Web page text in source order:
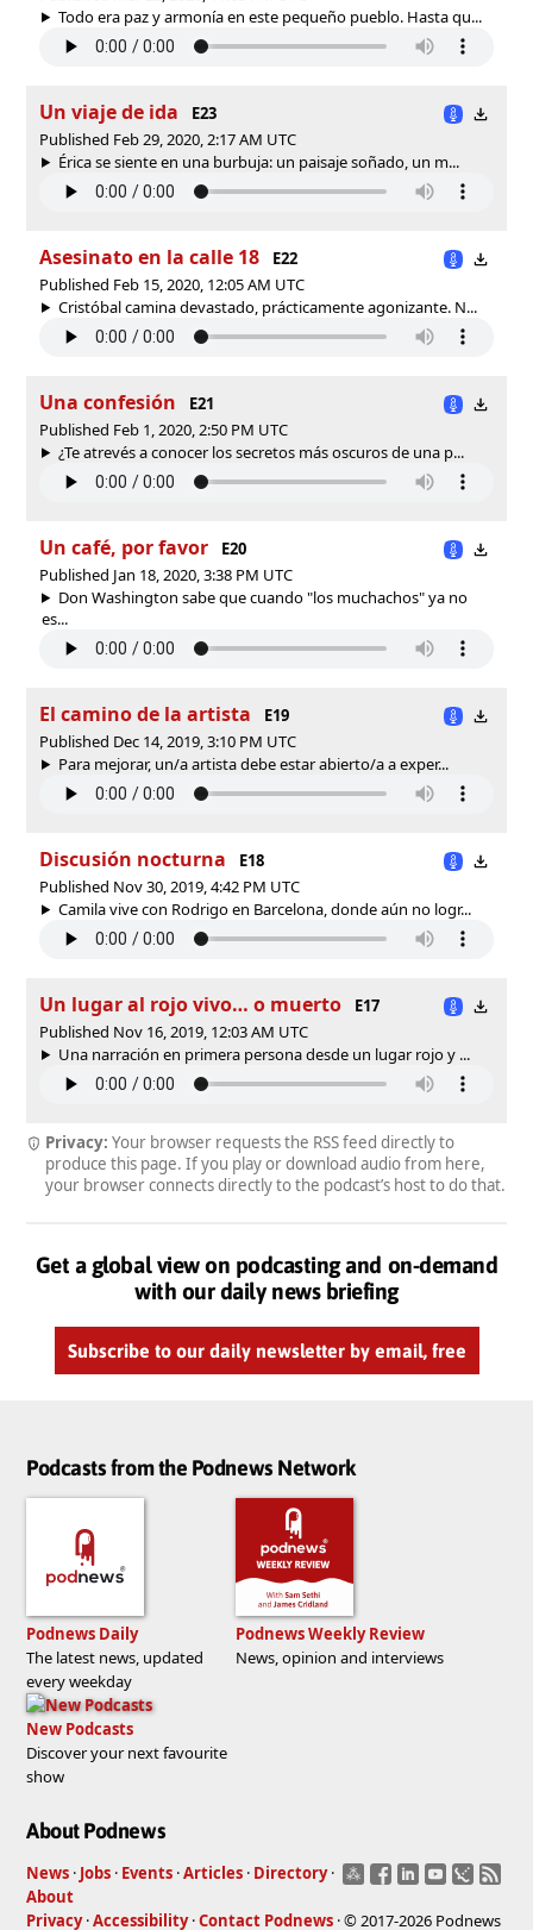
Todo era paz y armonía en este pequeño pueblo. Hasta qu...
Un viaje de ida
E23
Published Feb 29, 2020, 2:17 AM UTC
Érica se siente en una burbuja: un paisaje soñado, un m...
Asesinato en la calle 18
E22
Published Feb 15, 2020, 12:05 AM UTC
Cristóbal camina devastado, prácticamente agonizante. N...
Una confesión
E21
Published Feb 1, 2020, 2:50 PM UTC
¿Te atrevés a conocer los secretos más oscuros de una p...
Un café, por favor
E20
Published Jan 18, 2020, 3:38 PM UTC
Don Washington sabe que cuando "los muchachos" ya no
es...
El camino de la artista
E19
Published Dec 14, 2019, 3:10 PM UTC
Para mejorar, un/a artista debe estar abierto/a a exper...
Discusión nocturna
E18
Published Nov 30, 2019, 4:42 PM UTC
Camila vive con Rodrigo en Barcelona, donde aún no logr...
Un lugar al rojo vivo… o muerto
E17
Published Nov 16, 2019, 12:03 AM UTC
Una narración en primera persona desde un lugar rojo y ...
Privacy: Your browser requests the RSS feed directly to
produce this page. If you play or download audio from here,
your browser connects directly to the podcast’s host to do that.
Get a global view on podcasting and on-demand
with our daily news briefing
Subscribe to our daily newsletter by email, free
Podcasts from the Podnews Network
Podnews Daily
The latest news, updated
every weekday
Podnews Weekly Review
News, opinion and interviews
New Podcasts
Discover your next favourite
show
About Podnews
News · Jobs · Events ·Articles · Directory ·
About
Privacy·Accessibility·Contact Podnews · © 2017-2026 Podnews